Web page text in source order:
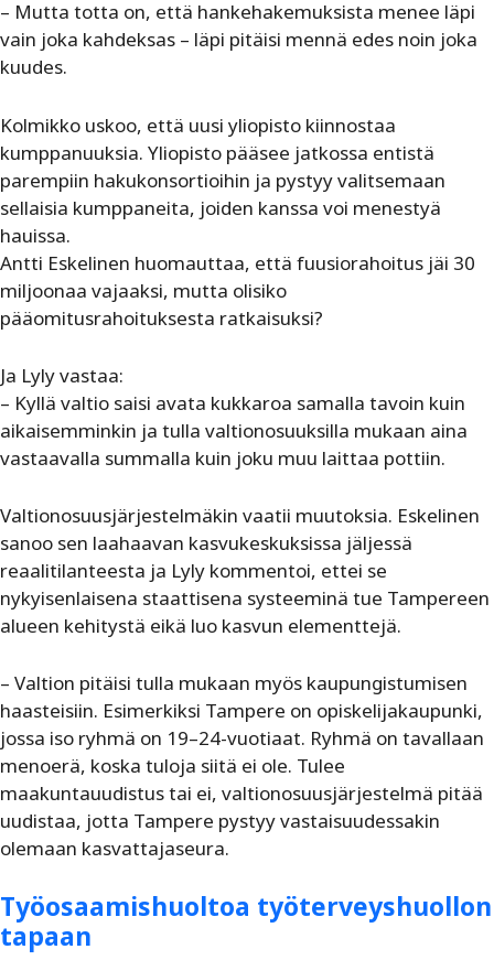
– Mutta totta on, että hankehakemuksista menee läpi
vain joka kahdeksas – läpi pitäisi mennä edes noin joka
kuudes.
Kolmikko uskoo, että uusi yliopisto kiinnostaa
kumppanuuksia. Yliopisto pääsee jatkossa entistä
parempiin hakukonsortioihin ja pystyy valitsemaan
sellaisia kumppaneita, joiden kanssa voi menestyä
hauissa.
Antti Eskelinen huomauttaa, että fuusiorahoitus jäi 30
miljoonaa vajaaksi, mutta olisiko
pääomitusrahoituksesta ratkaisuksi?
Ja Lyly vastaa:
– Kyllä valtio saisi avata kukkaroa samalla tavoin kuin
aikaisemminkin ja tulla valtionosuuksilla mukaan aina
vastaavalla summalla kuin joku muu laittaa pottiin.
Valtionosuusjärjestelmäkin vaatii muutoksia. Eskelinen
sanoo sen laahaavan kasvukeskuksissa jäljessä
reaalitilanteesta ja Lyly kommentoi, ettei se
nykyisenlaisena staattisena systeeminä tue Tampereen
alueen kehitystä eikä luo kasvun elementtejä.
– Valtion pitäisi tulla mukaan myös kaupungistumisen
haasteisiin. Esimerkiksi Tampere on opiskelijakaupunki,
jossa iso ryhmä on 19–24-vuotiaat. Ryhmä on tavallaan
menoerä, koska tuloja siitä ei ole. Tulee
maakuntauudistus tai ei, valtionosuusjärjestelmä pitää
uudistaa, jotta Tampere pystyy vastaisuudessakin
olemaan kasvattajaseura.
Työosaamishuoltoa työterveyshuollon
tapaan